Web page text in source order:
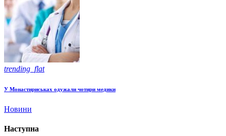
trending_flat
У Монастириськах одужали чотири медики
Новини
Наступна